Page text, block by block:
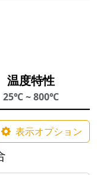
温度特性
25℃ ~ 800℃
表示オプション